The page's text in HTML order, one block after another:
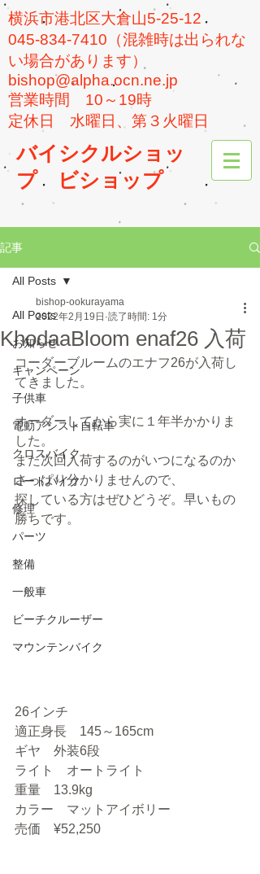
横浜市港北区大倉山5-25-12
045-834-7410（混雑時は出られな
い場合があります）
bishop@alpha.ocn.ne.jp
​営業時間 10～19時
​定休日 水曜日、第３火曜日
バイシクルショッ
プ
ビショップ
記事
All Posts
お知らせ
キャンペーン
子供車
電動アシスト自転車
クロスバイク
ロードバイク
修理
パーツ
整備
一般車
ビーチクルーザー
マウンテンバイク
All Posts
KhodaaBloom enaf26 入荷
bishop-ookurayama
2022年2月19日 読了時間: 1分
コーダーブルームのエナフ26が入荷し
てきました。
オーダーしてから実に１年半かかりま
した。
また次回入荷するのがいつになるのか
さっぱり分かりませんので、
探している方はぜひどうぞ。早いもの
勝ちです。
26インチ
適正身長　145～165cm
ギヤ　外装6段
ライト　オートライト
重量　13.9kg
カラー　マットアイボリー
売価　¥52,250